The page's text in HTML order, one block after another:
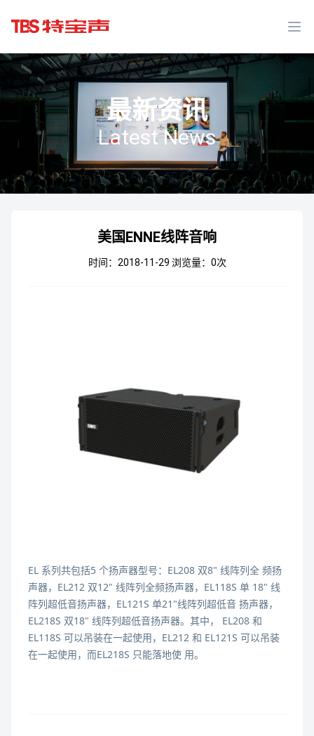
最新资讯
Latest News
美国ENNE线阵音响
时间：2018-11-29 浏览量： 0次
EL 系列共包括5 个扬声器型号：EL208 双8" 线阵列全 频扬
声器，EL212 双12" 线阵列全频扬声器，EL118S 单 18" 线
阵列超低音扬声器，EL121S 单21"线阵列超低音 扬声器，
EL218S 双18" 线阵列超低音扬声器。其中， EL208 和
EL118S 可以吊装在一起使用，EL212 和 EL121S 可以吊装
在一起使用，而EL218S 只能落地使 用。